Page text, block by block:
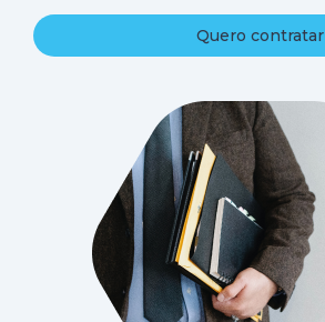
Quero contratar